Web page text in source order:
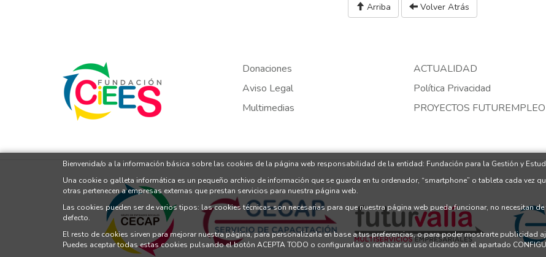
Arriba Volver Atrás
Donaciones ACTUALIDAD
Aviso Legal
Política Privacidad
Multimedias
PROYECTOS FUTUREMPLEO
Bienvenida/o a la información básica sobre las cookies de la página web responsabilidad de la entidad: Fundación para la Gestión y
Una cookie o galleta informática es un pequeño archivo de información que se guarda en tu ordenador, “smartphone” o tableta cada vez
otras pertenecen a empresas externas que prestan servicios para nuestra página web.
Las cookies pueden ser de varios tipos: las cookies técnicas son necesarias para que nuestra página web pueda funcionar, no necesitan
defecto.
El resto de cookies sirven para mejorar nuestra página, para personalizarla en base a tus preferencias, o para poder mostrarte publicidad
Puedes aceptar todas estas cookies pulsando el botón ACEPTA TODO o configurarlas o rechazar su uso clicando en el apartado